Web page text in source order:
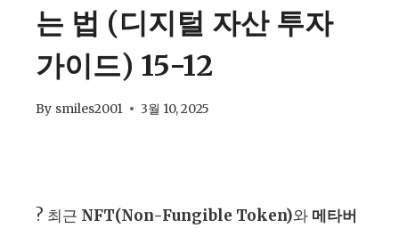
는 법 (디지털 자산 투자
가이드) 15-12
By smiles2001 3월 10, 2025
? 최근 NFT(Non-Fungible Token)와 메타버